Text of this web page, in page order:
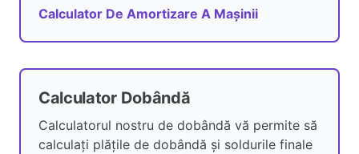
Calculator De Amortizare A Mașinii
Calculator Dobândă
Calculatorul nostru de dobândă vă permite să
calculați plățile de dobândă și soldurile finale